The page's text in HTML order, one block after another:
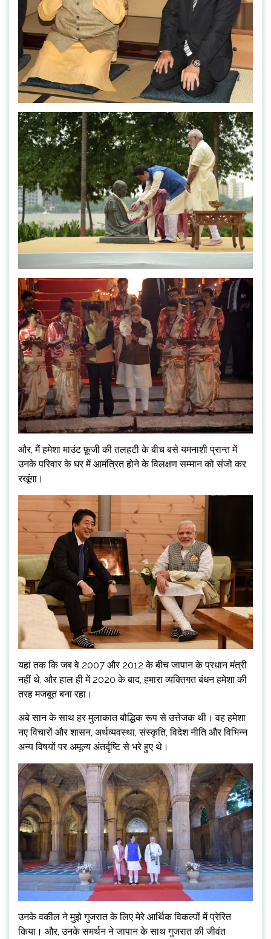
और, मैं हमेशा माउंट फ़ूजी की तलहटी के बीच बसे यमनाशी प्रान्त में
उनके परिवार के घर में आमंत्रित होने के विलक्षण सम्मान को संजो कर
रखूंगा।
यहां तक ​​कि जब वे 2007 और 2012 के बीच जापान के प्रधान मंत्री
नहीं थे, और हाल ही में 2020 के बाद, हमारा व्यक्तिगत बंधन हमेशा की
तरह मजबूत बना रहा।
अबे सान के साथ हर मुलाकात बौद्धिक रूप से उत्तेजक थी। वह हमेशा
नए विचारों और शासन, अर्थव्यवस्था, संस्कृति, विदेश नीति और विभिन्न
अन्य विषयों पर अमूल्य अंतर्दृष्टि से भरे हुए थे।
उनके वकील ने मुझे गुजरात के लिए मेरे आर्थिक विकल्पों में प्रेरित
किया। और, उनके समर्थन ने जापान के साथ गुजरात की जीवंत